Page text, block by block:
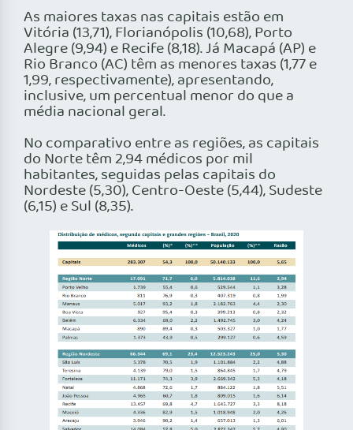
As maiores taxas nas capitais estão em
Vitória (13,71), Florianópolis (10,68), Porto
Alegre (9,94) e Recife (8,18). Já Macapá (AP) e
Rio Branco (AC) têm as menores taxas (1,77 e
1,99, respectivamente), apresentando,
inclusive, um percentual menor do que a
média nacional geral.
No comparativo entre as regiões, as capitais
do Norte têm 2,94 médicos por mil
habitantes, seguidas pelas capitais do
Nordeste (5,30), Centro-Oeste (5,44), Sudeste
(6,15) e Sul (8,35).